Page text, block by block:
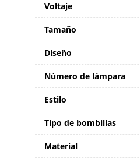
Voltaje
Tamaño
Diseño
Número de lámpara
Estilo
Tipo de bombillas
Material